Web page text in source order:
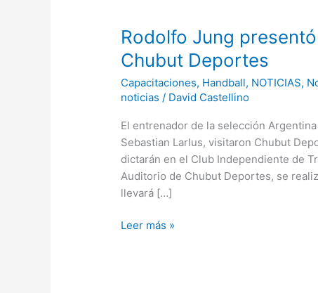
Rodolfo Jung
Chubut Deportes
Capacitaciones, Handball, NOTICIAS,
noticias / David Castellino
El entrenador de la selección
Sebastian Larlus, visitaron Chubut
dictarán en el Club Independiente de
Auditorio de Chubut Deportes, se
llevará […]
presentó
su
Campus
de
Handball
Deportes
Leer más »